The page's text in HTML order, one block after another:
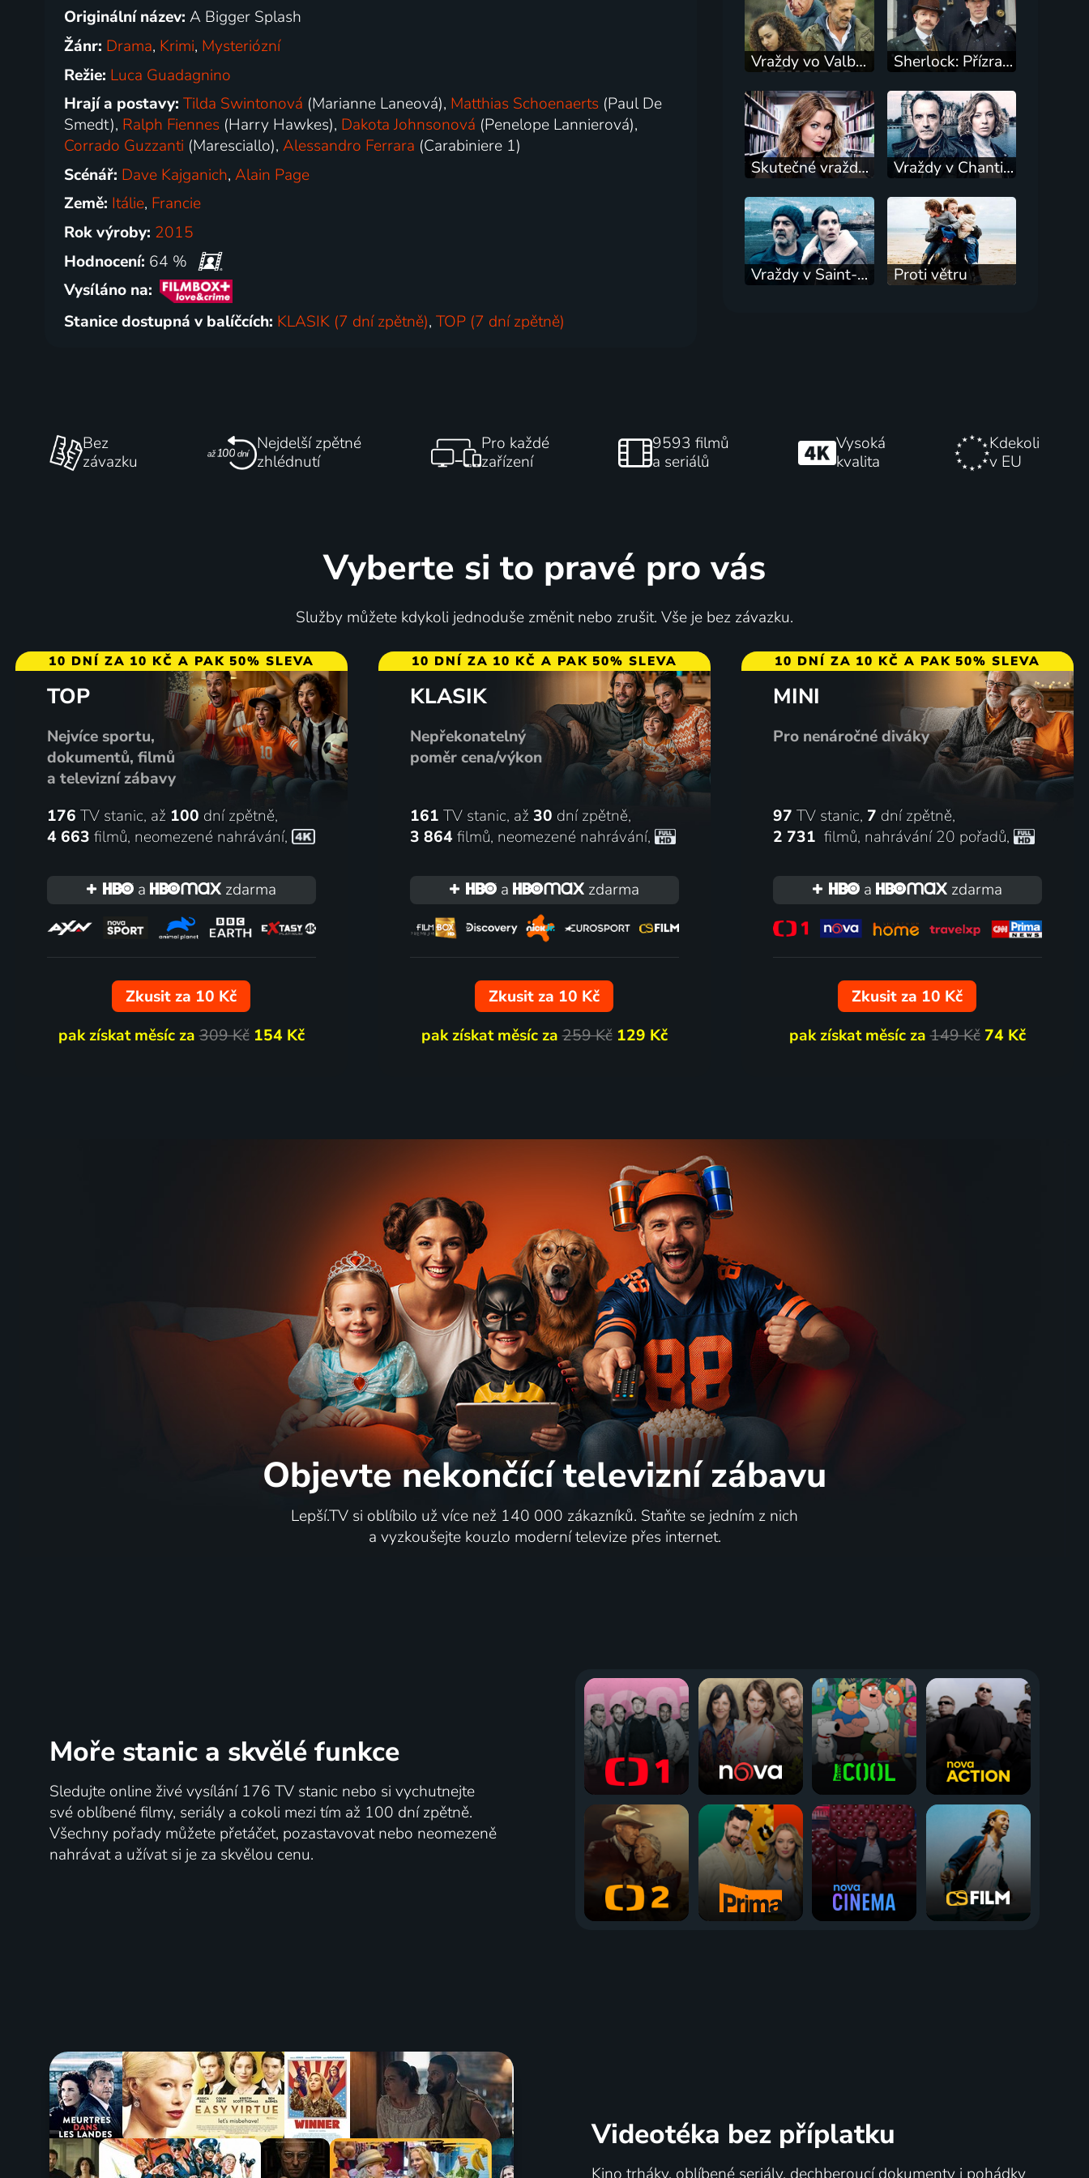
Originální název:A Bigger Splash
Žánr: Drama, Krimi, Mysteriózní
Režie: Luca Guadagnino
Hrají a postavy:Tilda Swintonová (Marianne Laneová), Matthias Schoenaerts (Paul De
Smedt), Ralph Fiennes (Harry Hawkes), Dakota Johnsonová (Penelope Lannierová),
Corrado Guzzanti (Maresciallo),Alessandro Ferrara (Carabiniere 1)
Scénář: Dave Kajganich,Alain Page
Země: Itálie, Francie
Rok výroby: 2015
Hodnocení: 64 %
Vysíláno na:
Stanice dostupná v balíčcích: KLASIK (7 dní zpětně),TOP (7 dní zpětně)
Vraždy vo Valbonne Sherlock: Přízračná nevěsta
Skutečné vraždy: Vraždy dle předlohy (2) Vraždy v Chantilly
Vraždy v Saint-Malo po desiatich rokoch Proti větru
Bez
závazku
Nejdelší zpětné
zhlédnutí
Pro každé
zařízení
9593 filmů
a seriálů
Vysoká
kvalita
Kdekoli
v EU
Vyberte si to pravé pro vás
Služby můžete kdykoli jednoduše změnit nebo zrušit. Vše je bez závazku.
10 DNÍ ZA 10 KČ A PAK 50% SLEVA
TOP
Nejvíce sportu,
dokumentů, filmů
a televizní zábavy
176 TV stanic, až 100 dní zpětně,
4 663 filmů, neomezené nahrávání,
a zdarma
Zkusit za 10 Kč
pak získat měsíc za309 Kč 154 Kč
10 DNÍ ZA 10 KČ A PAK 50% SLEVA
KLASIK
Nepřekonatelný
poměr cena/výkon
161 TV stanic, až 30 dní zpětně,
3 864 filmů, neomezené nahrávání,
a zdarma
Zkusit za 10 Kč
pak získat měsíc za259 Kč 129 Kč
10 DNÍ ZA 10 KČ A PAK 50% SLEVA
MINI
Pro nenáročné diváky
97 TV stanic, 7 dní zpětně,
2 731 filmů, nahrávání 20 pořadů,
a zdarma
Zkusit za 10 Kč
pak získat měsíc za149 Kč 74 Kč
Objevte nekončící televizní zábavu
Lepší.TV si oblíbilo už více než 140 000 zákazníků. Staňte se jedním z nich
a vyzkoušejte kouzlo moderní televize přes internet.
Moře stanic a skvělé funkce
Sledujte online živé vysílání 176 TV stanic nebo si vychutnejte
své oblíbené filmy, seriály a cokoli mezi tím až 100 dní zpětně.
Všechny pořady můžete přetáčet, pozastavovat nebo neomezeně
nahrávat a užívat si je za skvělou cenu.
Videotéka bez příplatku